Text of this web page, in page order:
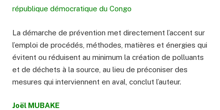
république démocratique du Congo
La démarche de prévention met directement l’accent sur
l’emploi de procédés, méthodes, matières et énergies qui
évitent ou réduisent au minimum la création de polluants
et de déchets à la source, au lieu de préconiser des
mesures qui interviennent en aval, conclut l’auteur.
Joël MUBAKE